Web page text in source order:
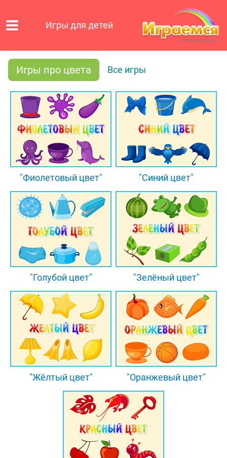
Игры для детей
Игры про цвета Все игры
"Фиолетовый цвет" "Синий цвет"
"Голубой цвет" "Зелёный цвет"
"Жёлтый цвет" "Оранжевый цвет"